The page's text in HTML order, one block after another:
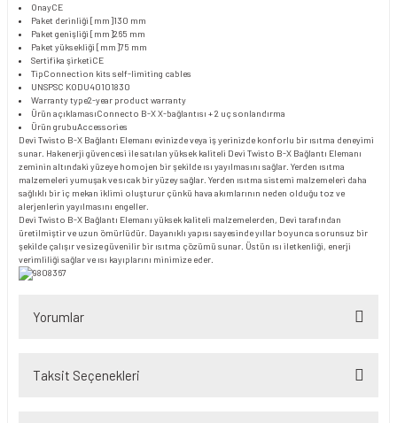
OnayCE
Paket derinliği [mm]130 mm
Paket genişliği [mm]265 mm
Paket yüksekliği [mm]75 mm
Sertifika şirketiCE
TipConnection kits self-limiting cables
UNSPSC KODU40101830
Warranty type2-year product warranty
Ürün açıklamasıConnecto B-X X-bağlantısı + 2 uç sonlandırma
Ürün grubuAccessories
Devi Twisto B-X Bağlantı Elemanı evinizde veya iş yerinizde konforlu bir ısıtma deneyimi
sunar. Hakenerji güvencesi ile satılan yüksek kaliteli Devi Twisto B-X Bağlantı Elemanı
zeminin altındaki yüzeye homojen bir şekilde ısı yayılmasını sağlar. Yerden ısıtma
malzemeleri yumuşak ve sıcak bir yüzey sağlar. Yerden ısıtma sistemi malzemeleri daha
sağlıklı bir iç mekan iklimi oluşturur çünkü hava akımlarının neden olduğu toz ve
alerjenlerin yayılmasını engeller.
Devi Twisto B-X Bağlantı Elemanı yüksek kaliteli malzemelerden, Devi tarafından
üretilmiştir ve uzun ömürlüdür. Dayanıklı yapısı sayesinde yıllar boyunca sorunsuz bir
şekilde çalışır ve size güvenilir bir ısıtma çözümü sunar. Üstün ısı iletkenliği, enerji
verimliliği sağlar ve ısı kayıplarını minimize eder.
Yorumlar
Taksit Seçenekleri